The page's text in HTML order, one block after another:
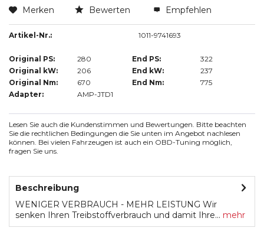
Merken Bewerten Empfehlen
Artikel-Nr.: 1011-9741693
Original PS: 280 End PS:
322
Original kW:
206 End kW:
237
Original Nm:
670 End Nm:
775
Adapter:
AMP-JTD1
Lesen Sie auch die Kundenstimmen und Bewertungen. Bitte beachten
Sie die rechtlichen Bedingungen die Sie unten im Angebot nachlesen
können. Bei vielen Fahrzeugen ist auch ein OBD-Tuning möglich,
fragen Sie uns.
Beschreibung
WENIGER VERBRAUCH - MEHR LEISTUNG Wir
senken Ihren Treibstoffverbrauch und damit Ihre... mehr